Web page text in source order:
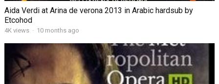
Aida Verdi at Arina de verona 2013 in Arabic hardsub by
Etcohod
4K views · 10 months ago